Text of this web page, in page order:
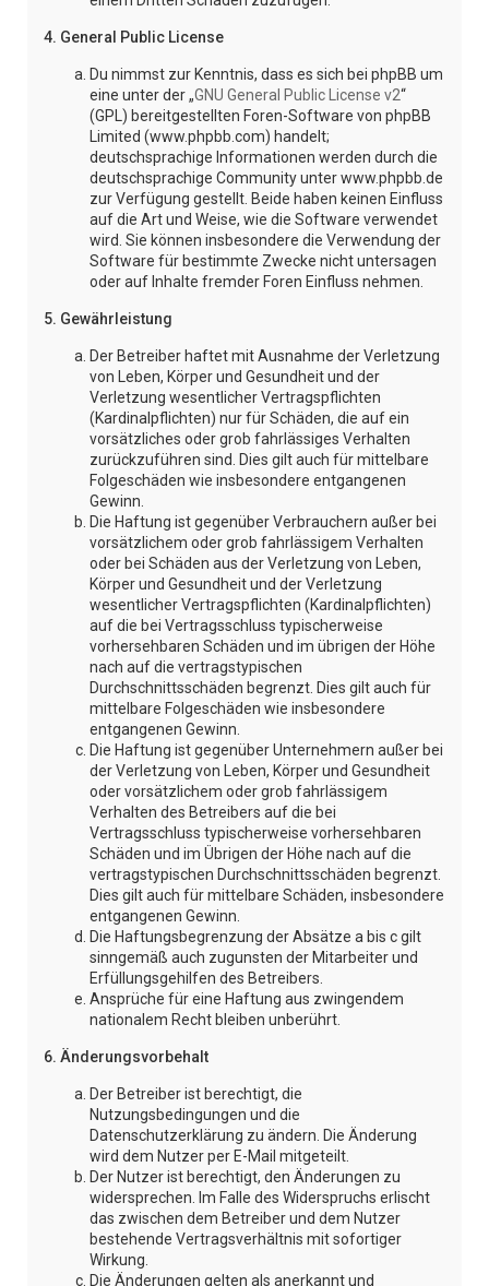
4. General Public License
Du nimmst zur Kenntnis, dass es sich bei phpBB um
eine unter der „GNU General Public License v2“
(GPL) bereitgestellten Foren-Software von phpBB
Limited (www.phpbb.com) handelt;
deutschsprachige Informationen werden durch die
deutschsprachige Community unter www.phpbb.de
zur Verfügung gestellt. Beide haben keinen Einfluss
auf die Art und Weise, wie die Software verwendet
wird. Sie können insbesondere die Verwendung der
Software für bestimmte Zwecke nicht untersagen
oder auf Inhalte fremder Foren Einfluss nehmen.
5. Gewährleistung
Der Betreiber haftet mit Ausnahme der Verletzung
von Leben, Körper und Gesundheit und der
Verletzung wesentlicher Vertragspflichten
(Kardinalpflichten) nur für Schäden, die auf ein
vorsätzliches oder grob fahrlässiges Verhalten
zurückzuführen sind. Dies gilt auch für mittelbare
Folgeschäden wie insbesondere entgangenen
Gewinn.
Die Haftung ist gegenüber Verbrauchern außer bei
vorsätzlichem oder grob fahrlässigem Verhalten
oder bei Schäden aus der Verletzung von Leben,
Körper und Gesundheit und der Verletzung
wesentlicher Vertragspflichten (Kardinalpflichten)
auf die bei Vertragsschluss typischerweise
vorhersehbaren Schäden und im übrigen der Höhe
nach auf die vertragstypischen
Durchschnittsschäden begrenzt. Dies gilt auch für
mittelbare Folgeschäden wie insbesondere
entgangenen Gewinn.
Die Haftung ist gegenüber Unternehmern außer bei
der Verletzung von Leben, Körper und Gesundheit
oder vorsätzlichem oder grob fahrlässigem
Verhalten des Betreibers auf die bei
Vertragsschluss typischerweise vorhersehbaren
Schäden und im Übrigen der Höhe nach auf die
vertragstypischen Durchschnittsschäden begrenzt.
Dies gilt auch für mittelbare Schäden, insbesondere
entgangenen Gewinn.
Die Haftungsbegrenzung der Absätze a bis c gilt
sinngemäß auch zugunsten der Mitarbeiter und
Erfüllungsgehilfen des Betreibers.
Ansprüche für eine Haftung aus zwingendem
nationalem Recht bleiben unberührt.
6. Änderungsvorbehalt
Der Betreiber ist berechtigt, die
Nutzungsbedingungen und die
Datenschutzerklärung zu ändern. Die Änderung
wird dem Nutzer per E-Mail mitgeteilt.
Der Nutzer ist berechtigt, den Änderungen zu
widersprechen. Im Falle des Widerspruchs erlischt
das zwischen dem Betreiber und dem Nutzer
bestehende Vertragsverhältnis mit sofortiger
Wirkung.
Die Änderungen gelten als anerkannt und